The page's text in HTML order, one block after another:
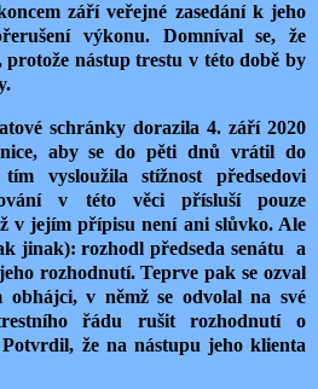
září veřejné zasedání k jeho
výkonu. Domníval se, že
protože nástup trestu v této době by
schránky dorazila 4. září 2020
aby se do pěti dnů vrátil do
vysloužila stížnost předsedovi
v této věci přísluší pouze
v jejím přípisu není ani slůvko. Ale
jinak): rozhodl předseda senátu a
rozhodnutí. Teprve pak se ozval
obhájci, v němž se odvolal na své
řádu rušit rozhodnutí o
že na nástupu jeho klienta